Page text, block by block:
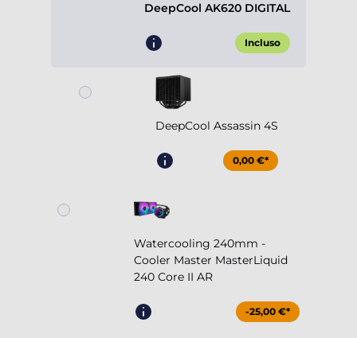
DeepCool AK620 DIGITAL
Incluso
DeepCool Assassin 4S
0,00 €*
Watercooling 240mm -
Cooler Master MasterLiquid
240 Core II AR
-25,00 €*